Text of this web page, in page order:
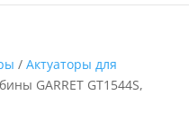
/ Актуаторы для
GARRET GT1544S,